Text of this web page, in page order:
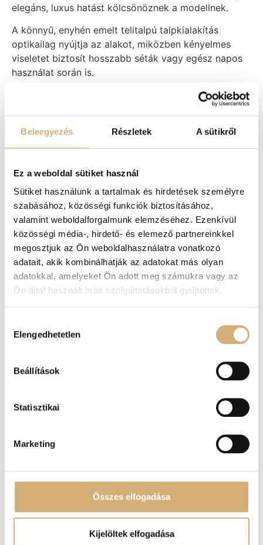
Beleegyezés Részletek A sütikről
Ez a weboldal sütiket használ
Sütiket használunk a tartalmak és hirdetések személyre
szabásához, közösségi funkciók biztosításához,
valamint weboldalforgalmunk elemzéséhez. Ezenkívül
közösségi média-, hirdető- és elemező partnereinkkel
megosztjuk az Ön weboldalhasználatra vonatkozó
adatait, akik kombinálhatják az adatokat más olyan
adatokkal, amelyeket Ön adott meg számukra vagy az
Ön által használt más szolgáltatásokból gyűjtöttek.
kiválasztása
Elengedhetetlen
Beállítások
Statisztikai
Marketing
Összes elfogadása
Kijelöltek elfogadása
elegáns, luxus hatást kölcsönöznek a modellnek.
A könnyű, enyhén emelt telitalpú talpkialakítás
optikailag nyújtja az alakot, miközben kényelmes
viseletet biztosít hosszabb séták vagy egész napos
használat során is.
Kényelmes, könnyű telitalpú kialakítás.
Elegáns aranyszínű díszítőelemek és fémes
Stabil, széles pántok a biztos tartásért.
Időtlen fekete szín, amely minden outfithez
könnyedén illeszkedik.
Prémium kidolgozás és exkluzív megjelenés.
Outfit tipp
Párosítsd egy lenvászon nadrággal és fehér blúzzal a
kifinomult nyári eleganciáért, vagy viseld egy lenge
maxiruhával és arany kiegészítőkkel a nőies, üdülős
felsővel is stílusos választás, ha a kényelmet luxus
megjelenéssel szeretnéd ötvözni.
A Lux by Dessi fekete bőr telitalpú papucs a modern
nő gardróbjának nélkülözhetetlen darabja. Prémium
részleteivel és kiemelkedő kényelmével minden
lépésedet magabiztossá és stílusossá varázsolja.
Anyaga: Bőr
36 37 38 39 40